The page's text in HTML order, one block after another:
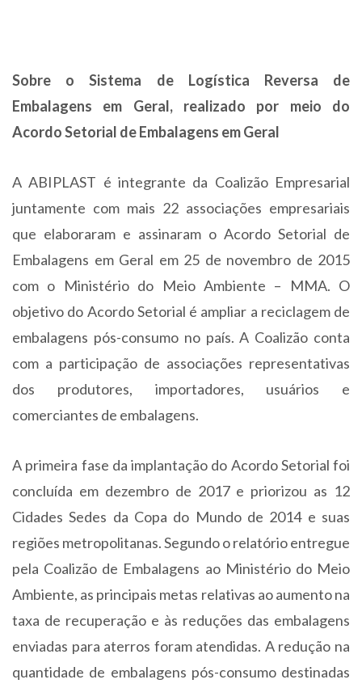
Sobre o Sistema de Logística Reversa de
Embalagens em Geral, realizado por meio do
Acordo Setorial de Embalagens em Geral
A ABIPLAST é integrante da Coalizão Empresarial
juntamente com mais 22 associações empresariais
que elaboraram e assinaram o Acordo Setorial de
Embalagens em Geral em 25 de novembro de 2015
com o Ministério do Meio Ambiente – MMA. O
objetivo do Acordo Setorial é ampliar a reciclagem de
embalagens pós-consumo no país. A Coalizão conta
com a participação de associações representativas
dos produtores, importadores, usuários e
comerciantes de embalagens.
A primeira fase da implantação do Acordo Setorial foi
concluída em dezembro de 2017 e priorizou as 12
Cidades Sedes da Copa do Mundo de 2014 e suas
regiões metropolitanas. Segundo o relatório entregue
pela Coalizão de Embalagens ao Ministério do Meio
Ambiente, as principais metas relativas ao aumento na
taxa de recuperação e às reduções das embalagens
enviadas para aterros foram atendidas. A redução na
quantidade de embalagens pós-consumo destinadas